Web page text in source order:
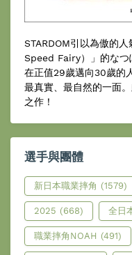
STARDOM引以為傲的
Speed Fairy）」的なつ
在正值29歲邁向30歲的
最真實、最自然的一面
之作！
選手與團體
新日本職業摔角 (1579)
2025 (668) 全日
職業摔角NOAH (491)